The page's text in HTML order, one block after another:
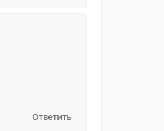
Ответить